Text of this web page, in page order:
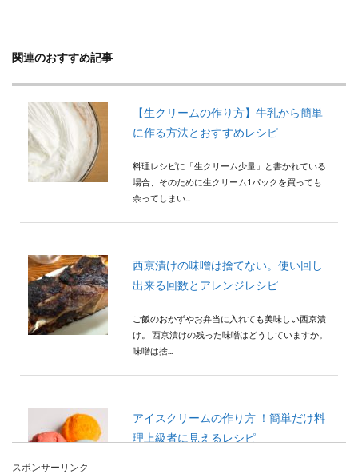
関連のおすすめ記事
【生クリームの作り方】牛乳から簡単
に作る方法とおすすめレシピ
料理レシピに「生クリーム少量」と書かれている
場合、そのために生クリーム1パックを買っても
余ってしまい...
西京漬けの味噌は捨てない。使い回し
出来る回数とアレンジレシピ
ご飯のおかずやお弁当に入れても美味しい西京漬
け。 西京漬けの残った味噌はどうしていますか。
味噌は捨...
アイスクリームの作り方 ！簡単だけ料
理上級者に見えるレシピ
スポンサーリンク